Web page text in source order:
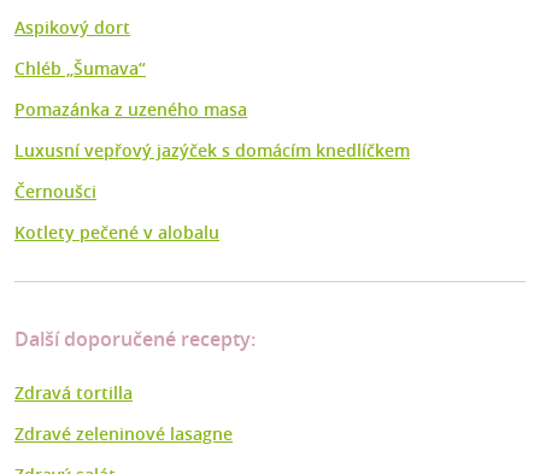
Aspikový dort
Chléb „Šumava“
Pomazánka z uzeného masa
Luxusní vepřový jazýček s domácím knedlíčkem
Černoušci
Kotlety pečené v alobalu
Další doporučené recepty:
Zdravá tortilla
Zdravé zeleninové lasagne